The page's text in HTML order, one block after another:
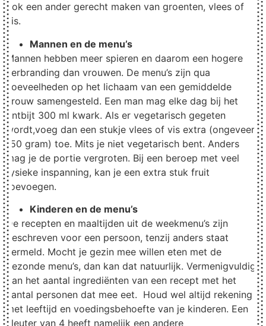
ook een ander gerecht maken van groenten, vlees of
vis.
Mannen en de menu’s
Mannen hebben meer spieren en daarom een hogere
verbranding dan vrouwen. De menu’s zijn qua
hoeveelheden op het lichaam van een gemiddelde
vrouw samengesteld. Een man mag elke dag bij het
ontbijt 300 ml kwark. Als er vegetarisch gegeten
wordt,voeg dan een stukje vlees of vis extra (ongeveer
150 gram) toe. Mits je niet vegetarisch bent. Anders
mag je de portie vergroten. Bij een beroep met veel
fysieke inspanning, kan je een extra stuk fruit
toevoegen.
Kinderen en de menu’s
De recepten en maaltijden uit de weekmenu’s zijn
geschreven voor een persoon, tenzij anders staat
vermeld. Mocht je gezin mee willen eten met de
gezonde menu’s, dan kan dat natuurlijk. Vermenigvuldig
dan het aantal ingrediënten van een recept met het
aantal personen dat mee eet. Houd wel altijd rekening
met leeftijd en voedingsbehoefte van je kinderen. Een
kleuter van 4 heeft namelijk een andere